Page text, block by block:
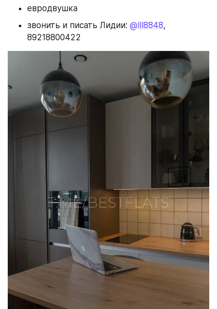
евродвушка
звонить и писать Лидии: @lll8848,
89218800422